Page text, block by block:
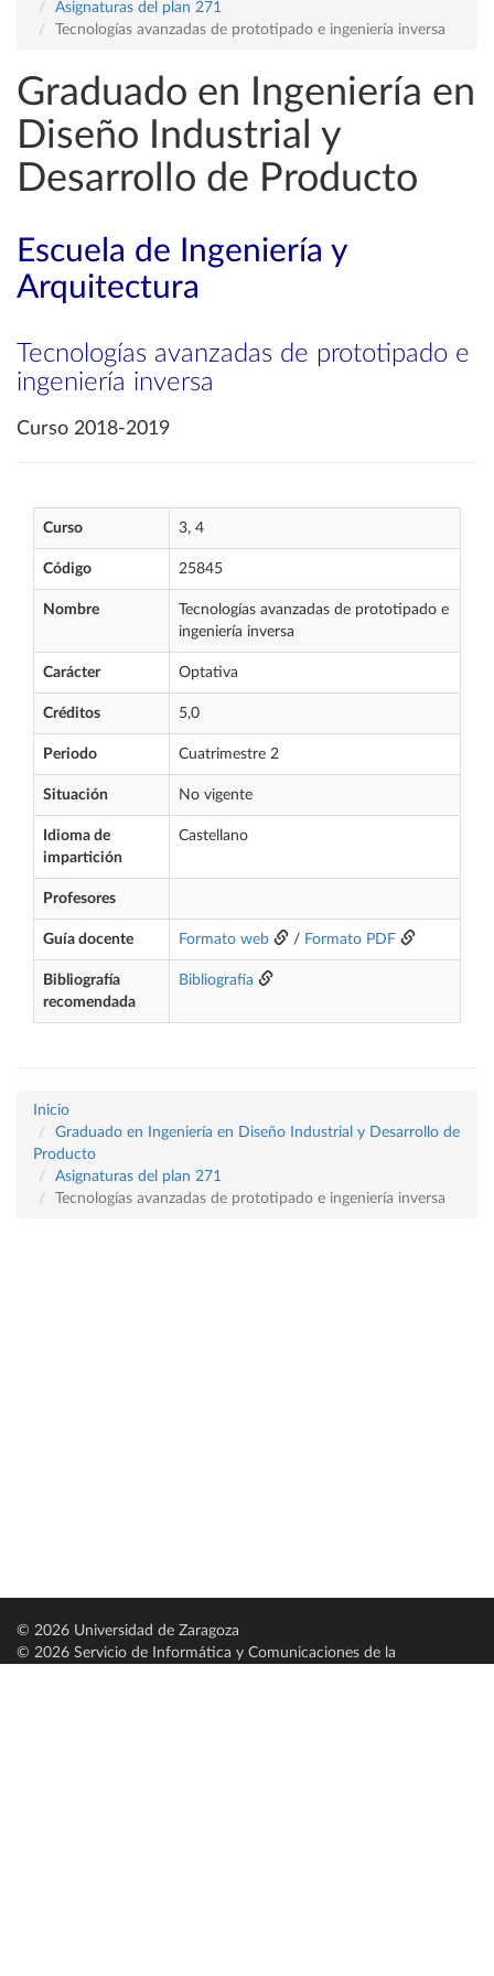
Asignaturas del plan 271
Tecnologías avanzadas de prototipado e ingeniería inversa
Graduado en Ingeniería en
Diseño Industrial y
Desarrollo de Producto
Escuela de Ingeniería y
Arquitectura
Tecnologías avanzadas de prototipado e
ingeniería inversa
Curso 2018-2019
Curso 3, 4
Código 25845
Nombre
Tecnologías avanzadas de prototipado e
ingeniería inversa
Carácter Optativa
Créditos 5,0
Periodo Cuatrimestre 2
Situación No vigente
Idioma de
impartición
Castellano
Profesores
Guía docente Formato web / Formato PDF
Bibliografía
recomendada
Bibliografía
Inicio
Graduado en Ingeniería en Diseño Industrial y Desarrollo de
Producto
Asignaturas del plan 271
Tecnologías avanzadas de prototipado e ingeniería inversa
© 2026 Universidad de Zaragoza
© 2026 Servicio de Informática y Comunicaciones de la